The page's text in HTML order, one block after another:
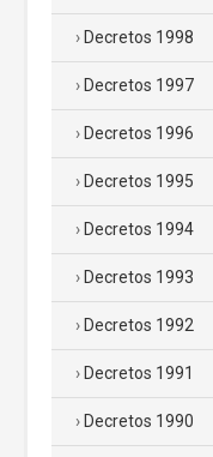
Decretos 1998
Decretos 1997
Decretos 1996
Decretos 1995
Decretos 1994
Decretos 1993
Decretos 1992
Decretos 1991
Decretos 1990